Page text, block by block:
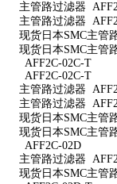
主管路过滤器
主管路过滤器
现货日本SMC主管
现货日本SMC主管
AFF2C-02C-T
AFF2C-02C-T
主管路过滤器
主管路过滤器
现货日本SMC主管
现货日本SMC主管
AFF2C-02D
主管路过滤器
现货日本SMC主管